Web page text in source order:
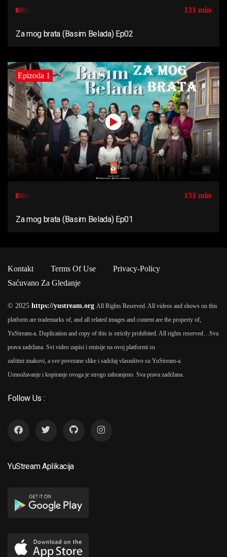
131 min
Za mog brata (Basim Belada) Ep02
Epizoda 1
131 min
Za mog brata (Basim Belada) Ep01
Kontakt Terms Of Use
Privacy-Policy
Saćuvano Za Gledanje
© 2025 https://yustream.org All Rights Reserved. All videos and shows on this
platform are trademarks of, and all related images and content are the property of,
YuStream-a. Duplication and copy of this is strictly prohibited. All rights reserved…Sva
prava zadržana. Svi video zapisi i emisije na ovoj platformi su
zaštitni znakovi, a sve povezane slike i sadržaj vlasništvo su YuStream-a.
Umnožavanje i kopiranje ovoga je strogo zabranjeno. Sva prava zadržana.
Follow Us :
YuStream Aplikacija